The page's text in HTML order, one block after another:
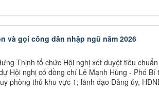
và gọi công dân nhập ngũ năm 2026
Thịnh tổ chức Hội nghị xét duyệt tiêu
Hội nghị có đồng chí Lê Mạnh Hùng - Phó Bí
phòng thủ khu vực 1; lãnh đạo Đảng ủy,